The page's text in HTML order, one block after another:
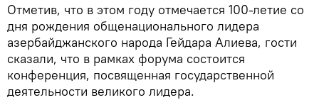
Отметив, что в этом году отмечается 100-летие со
дня рождения общенационального лидера
азербайджанского народа Гейдара Алиева, гости
сказали, что в рамках форума состоится
конференция, посвященная государственной
деятельности великого лидера.